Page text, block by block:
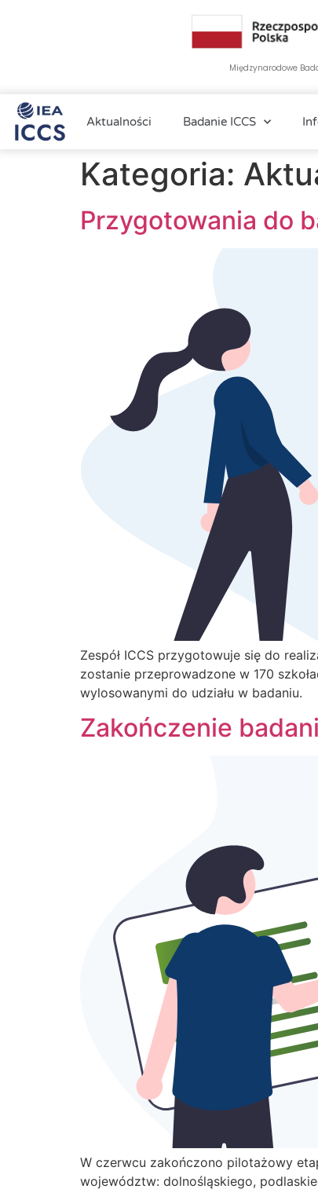
Międzynarodowe
Aktualności Badanie ICCS
Kategoria:
Przygotowania do
Zespół ICCS przygotowuje się do
zostanie przeprowadzone w 170
wylosowanymi do udziału w badaniu.
Zakończenie
W czerwcu zakończono pilotażowy
województw: dolnośląskiego,